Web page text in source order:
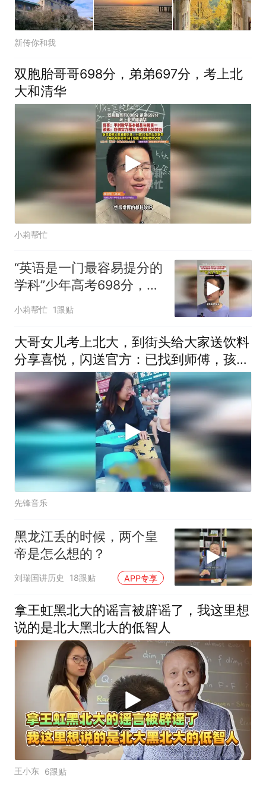
新传你和我
双胞胎哥哥698分，弟弟697分，考上北
大和清华
小莉帮忙
“英语是一门最容易提分的
学科”少年高考698分，英
语144分，被北大录取
小莉帮忙 1跟贴
大哥女儿考上北大，到街头给大家送饮料
分享喜悦，闪送官方：已找到师傅，孩子
学费，必须管！
先锋音乐
黑龙江丢的时候，两个皇
帝是怎么想的？
刘瑞国讲历史 18跟贴 APP专享
拿王虹黑北大的谣言被辟谣了，我这里想
说的是北大黑北大的低智人
王小东 6跟贴